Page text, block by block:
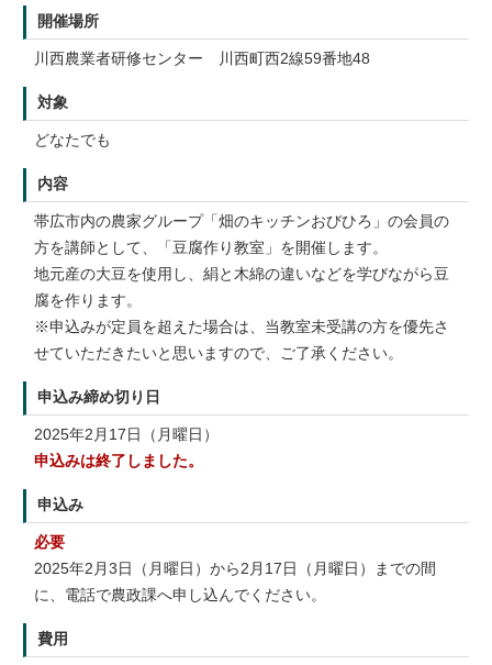
開催場所
川西農業者研修センター 川西町西2線59番地48
対象
どなたでも
内容
帯広市内の農家グループ「畑のキッチンおびひろ」の会員の
方を講師として、「豆腐作り教室」を開催します。
地元産の大豆を使用し、絹と木綿の違いなどを学びながら豆
腐を作ります。
※申込みが定員を超えた場合は、当教室未受講の方を優先さ
せていただきたいと思いますので、ご了承ください。
申込み締め切り日
2025年2月17日（月曜日）
申込みは終了しました。
申込み
必要
2025年2月3日（月曜日）から2月17日（月曜日）までの間
に、電話で農政課へ申し込んでください。
費用